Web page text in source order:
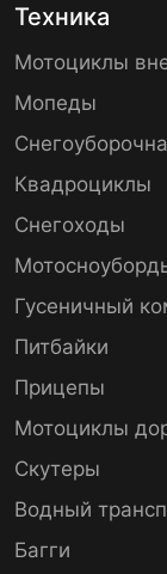
Техника
Мотоциклы
Мопеды
Квадроциклы
Снегоходы
Гусеничный
Питбайки
Прицепы
Мотоциклы
Скутеры
Водный
Багги